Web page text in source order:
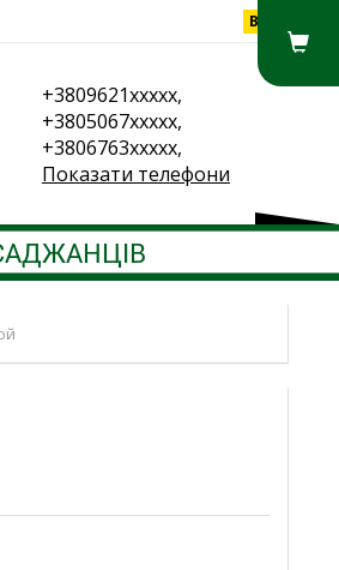
Вхід
+3809621xxxxx,
+3805067xxxxx,
+3806763xxxxx,
Показати телефони